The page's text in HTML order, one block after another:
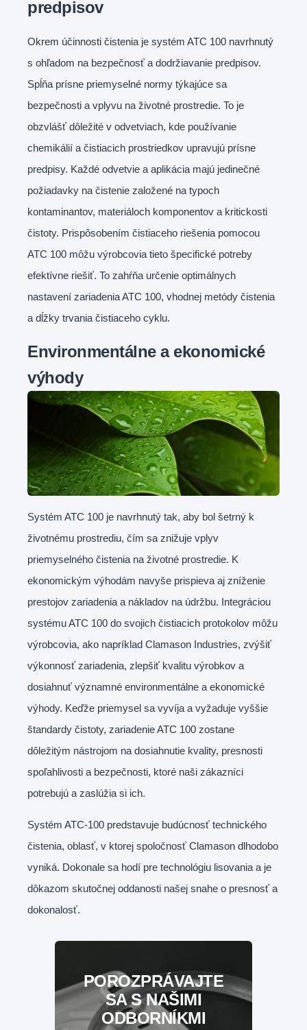
predpisov
Okrem účinnosti čistenia je systém ATC 100 navrhnutý
s ohľadom na bezpečnosť a dodržiavanie predpisov.
Spĺňa prísne priemyselné normy týkajúce sa
bezpečnosti a vplyvu na životné prostredie. To je
obzvlášť dôležité v odvetviach, kde používanie
chemikálií a čistiacich prostriedkov upravujú prísne
predpisy. Každé odvetvie a aplikácia majú jedinečné
požiadavky na čistenie založené na typoch
kontaminantov, materiáloch komponentov a kritickosti
čistoty. Prispôsobením čistiaceho riešenia pomocou
ATC 100 môžu výrobcovia tieto špecifické potreby
efektívne riešiť. To zahŕňa určenie optimálnych
nastavení zariadenia ATC 100, vhodnej metódy čistenia
a dĺžky trvania čistiaceho cyklu.
Environmentálne a ekonomické
výhody
Systém ATC 100 je navrhnutý tak, aby bol šetrný k
životnému prostrediu, čím sa znižuje vplyv
priemyselného čistenia na životné prostredie. K
ekonomickým výhodám navyše prispieva aj zníženie
prestojov zariadenia a nákladov na údržbu. Integráciou
systému ATC 100 do svojich čistiacich protokolov môžu
výrobcovia, ako napríklad Clamason Industries, zvýšiť
výkonnosť zariadenia, zlepšiť kvalitu výrobkov a
dosiahnuť významné environmentálne a ekonomické
výhody. Keďže priemysel sa vyvíja a vyžaduje vyššie
štandardy čistoty, zariadenie ATC 100 zostane
dôležitým nástrojom na dosiahnutie kvality, presnosti
spoľahlivosti a bezpečnosti, ktoré naši zákazníci
potrebujú a zaslúžia si ich.
Systém ATC-100 predstavuje budúcnosť technického
čistenia, oblasť, v ktorej spoločnosť Clamason dlhodobo
vyniká. Dokonale sa hodí pre technológiu lisovania a je
dôkazom skutočnej oddanosti našej snahe o presnosť a
dokonalosť.
POROZPRÁVAJTE
SA S NAŠIMI
ODBORNÍKMI